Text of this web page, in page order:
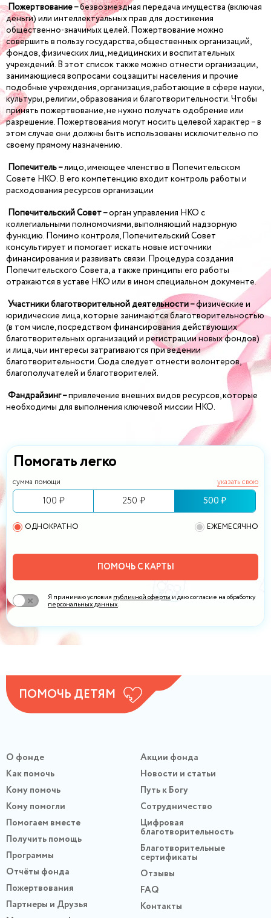
Помогать легко
сумма помощи указать свою
100 ₽ 250 ₽ 500 ₽
ОДНОКРАТНО ЕЖЕМЕСЯЧНО
ПОМОЧЬ С КАРТЫ
Я принимаю условия публичной оферты и даю согласие на обработку
персональных данных.
Пожертвование –безвозмездная передача имущества (включая
деньги) или интеллектуальных прав для достижения
общественно-значимых целей. Пожертвование можно
совершить в пользу государства, общественных организаций,
фондов, физических лиц, медицинских и воспитательных
учреждений. В этот список также можно отнести организации,
занимающиеся вопросами соцзащиты населения и прочие
подобные учреждения, организация, работающие в сфере науки,
культуры, религии, образования и благотворительности. Чтобы
принять пожертвование, не нужно получать одобрение или
разрешение. Пожертвования могут носить целевой характер – в
этом случае они должны быть использованы исключительно по
своему прямому назначению.
Попечитель –лицо, имеющее членство в Попечительском
Совете НКО. В его компетенцию входит контроль работы и
расходования ресурсов организации
Попечительский Совет –орган управления НКО с
коллегиальными полномочиями, выполняющий надзорную
функцию. Помимо контроля, Попечительский Совет
консультирует и помогает искать новые источники
финансирования и развивать связи. Процедура создания
Попечительского Совета, а также принципы его работы
отражаются в уставе НКО или в ином специальном документе.
Участники благотворительной деятельности –физические и
юридические лица, которые занимаются благотворительностью
(в том числе, посредством финансирования действующих
благотворительных организаций и регистрации новых фондов)
и лица, чьи интересы затрагиваются при ведении
благотворительности. Сюда следует отнести волонтеров,
благополучателей и благотворителей.
Фандрайзинг –привлечение внешних видов ресурсов, которые
необходимы для выполнения ключевой миссии НКО.
ПОМОЧЬ ДЕТЯМ
О фонде
Как помочь
Кому помочь
Кому помогли
Помогаем вместе
Получить помощь
Программы
Отчёты фонда
Пожертвования
Партнеры и Друзья
Акции фонда
Новости и статьи
Путь к Богу
Сотрудничество
Цифровая
благотворительность
Благотворительные
сертификаты
Отзывы
FAQ
Контакты